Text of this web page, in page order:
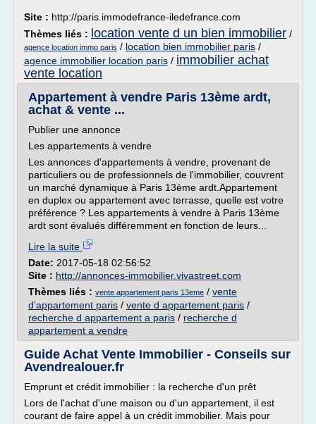
Site : http://paris.immodefrance-iledefrance.com
Thèmes liés : location vente d un bien immobilier /
agence location immo paris / location bien immobilier paris /
agence immobilier location paris / immobilier achat
vente location
Appartement à vendre Paris 13ème ardt,
achat & vente ...
Publier une annonce
Les appartements à vendre
Les annonces d'appartements à vendre, provenant de
particuliers ou de professionnels de l'immobilier, couvrent
un marché dynamique à Paris 13ème ardt.Appartement
en duplex ou appartement avec terrasse, quelle est votre
préférence ? Les appartements à vendre à Paris 13ème
ardt sont évalués différemment en fonction de leurs...
Lire la suite
Date: 2017-05-18 02:56:52
Site : http://annonces-immobilier.vivastreet.com
Thèmes liés : vente appartement paris 13eme / vente
d'appartement paris / vente d appartement paris /
recherche d appartement a paris / recherche d
appartement a vendre
Guide Achat Vente Immobilier - Conseils sur
Avendrealouer.fr
Emprunt et crédit immobilier : la recherche d'un prêt
Lors de l'achat d'une maison ou d'un appartement, il est
courant de faire appel à un crédit immobilier. Mais pour